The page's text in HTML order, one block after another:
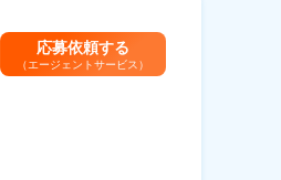
応募依頼する
（エージェントサービス）